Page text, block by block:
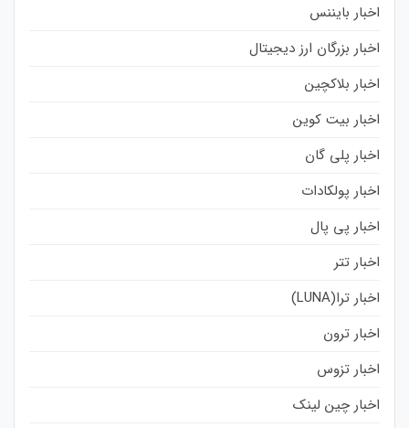
اخبار بایننس
اخبار بزرگان ارز دیجیتال
اخبار بلاکچین
اخبار بیت کوین
اخبار پلی گان
اخبار پولکادات
اخبار پی پال
اخبار تتر
اخبار ترا(LUNA)
اخبار ترون
اخبار تزوس
اخبار چین لینک